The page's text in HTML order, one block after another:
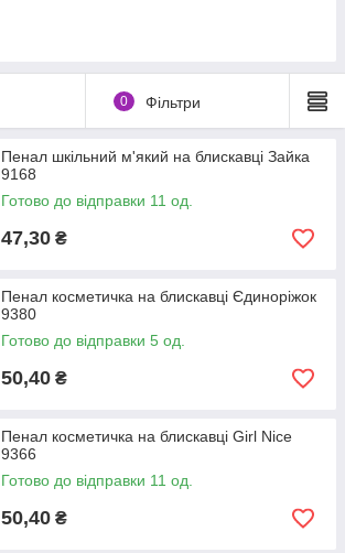
0 Фільтри
Пенал шкільний м'який на блискавці Зайка
9168
Готово до відправки 11 од.
47,30 ₴
Пенал косметичка на блискавці Єдиноріжок
9380
Готово до відправки 5 од.
50,40 ₴
Пенал косметичка на блискавці Girl Nice
9366
Готово до відправки 11 од.
50,40 ₴